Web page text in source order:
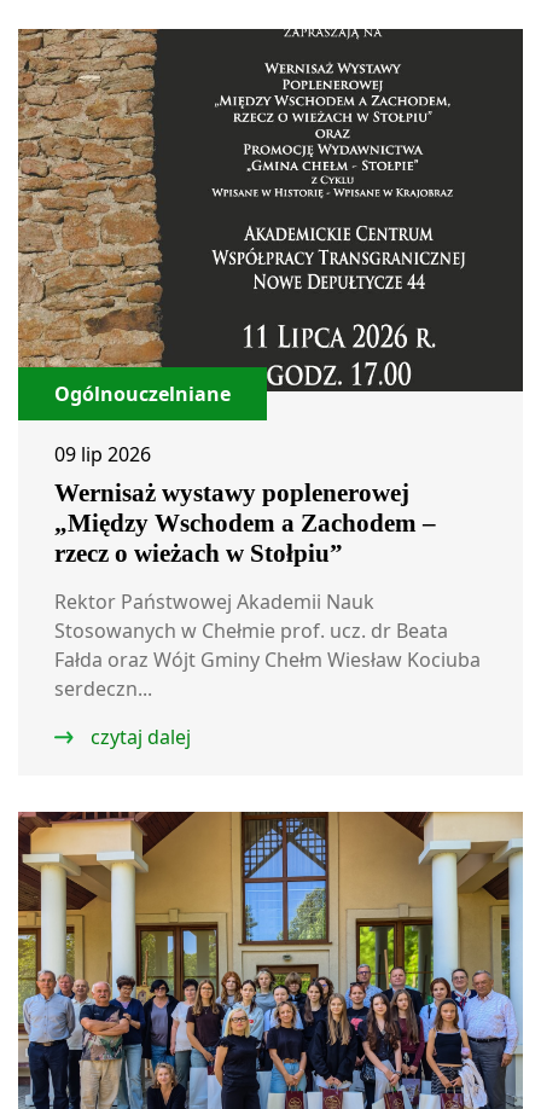
Ogólnouczelniane
09 lip 2026
Wernisaż wystawy poplenerowej
„Między Wschodem a Zachodem –
rzecz o wieżach w Stołpiu”
Rektor Państwowej Akademii Nauk
Stosowanych w Chełmie prof. ucz. dr Beata
Fałda oraz Wójt Gminy Chełm Wiesław Kociuba
serdeczn...
czytaj dalej